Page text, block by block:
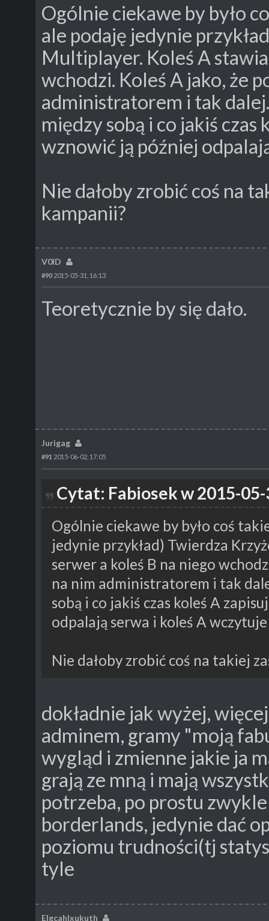
Ogólnie ciekawe by było
ale podaję jedynie
Multiplayer. Koleś A
wchodzi. Koleś A jako, że
administratorem i tak
między sobą i co jakiś czas
wznowić ją później
Nie dałoby zrobić coś na
kampanii?
V0ID
#90 2015-05-31, 16:13
Teoretycznie by się dało.
Jurigag
#91 2015-06-02, 17:05
Cytat: Fabiosek w 2015-
Ogólnie ciekawe by było coś
jedynie przykład) Twierdza
serwer a koleś B na niego
na nim administratorem i tak
sobą i co jakiś czas koleś A
odpalają serwa i koleś A wczytuje
Nie dałoby zrobić coś na takiej
dokładnie jak wyżej,
adminem, gramy "moją
wygląd i zmienne jakie ja
grają ze mną i mają
potrzeba, po prostu
borderlands, jedynie dać
poziomu trudności(tj
tyle
Elgcahlxukuth